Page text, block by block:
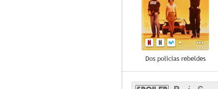
Dos policías rebeldes